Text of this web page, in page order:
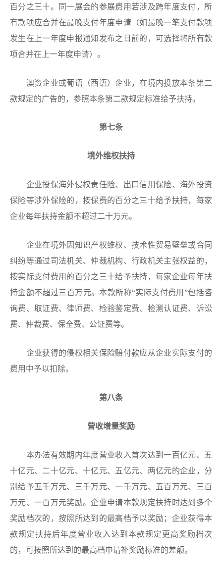
百分之三十。同一展会的参展费用若涉及跨年度支付，所
有款项应合并在最晚支付年度申请（如最晚一笔支付款项
发生在上一年度申报通知发布之日前的，可选择将所有款
项合并在上一年度申请）。
澳资企业或葡语（西语）企业，在境内投放本条第二
款规定的广告的，参照本条第二款规定标准给予扶持。
第七条
境外维权扶持
企业投保海外侵权责任险、出口信用保险、海外投资
保险等涉外保险的，按保费的百分之三十给予扶持，每家
企业每年扶持金额不超过二十万元。
企业在境外因知识产权维权、技术性贸易壁垒或合同
纠纷等通过司法机关、仲裁机构、行政机关主张权益的，
按实际支付费用的百分之三十给予扶持，每家企业每年扶
持金额不超过三百万元。本款所称“实际支付费用”包括咨
询费、取证费、律师费、检验鉴定费、检测认证费、诉讼
费、仲裁费、保全费、公证费等。
企业获得的侵权相关保险赔付款应从企业实际支付的
费用中予以扣除。
第八条
营收增量奖励
本办法有效期内年度营业收入首次达到一百亿元、五
十亿元、二十亿元、十亿元、五亿元、两亿元的企业，分
别给予五千万元、三千万元、一千万元、五百万元、三百
万元、一百万元奖励。企业申请本款规定扶持时达到多个
奖励档次的，按照所达到的最高档予以奖励；企业获得本
款规定扶持后年度营业收入达到本款规定更高奖励档次
的，可按照所达到的最高档申请补奖励标准的差额。